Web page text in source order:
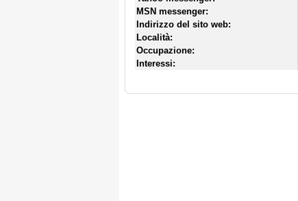
MSN messenger:
Indirizzo del sito web:
Località:
Occupazione:
Interessi: